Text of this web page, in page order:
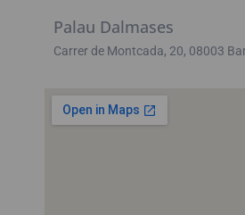
Palau Dalmases
Carrer de Montcada, 20, 08003